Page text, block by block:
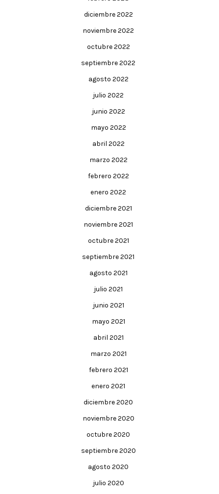
diciembre 2022
noviembre 2022
octubre 2022
septiembre 2022
agosto 2022
julio 2022
junio 2022
mayo 2022
abril 2022
marzo 2022
febrero 2022
enero 2022
diciembre 2021
noviembre 2021
octubre 2021
septiembre 2021
agosto 2021
julio 2021
junio 2021
mayo 2021
abril 2021
marzo 2021
febrero 2021
enero 2021
diciembre 2020
noviembre 2020
octubre 2020
septiembre 2020
agosto 2020
julio 2020